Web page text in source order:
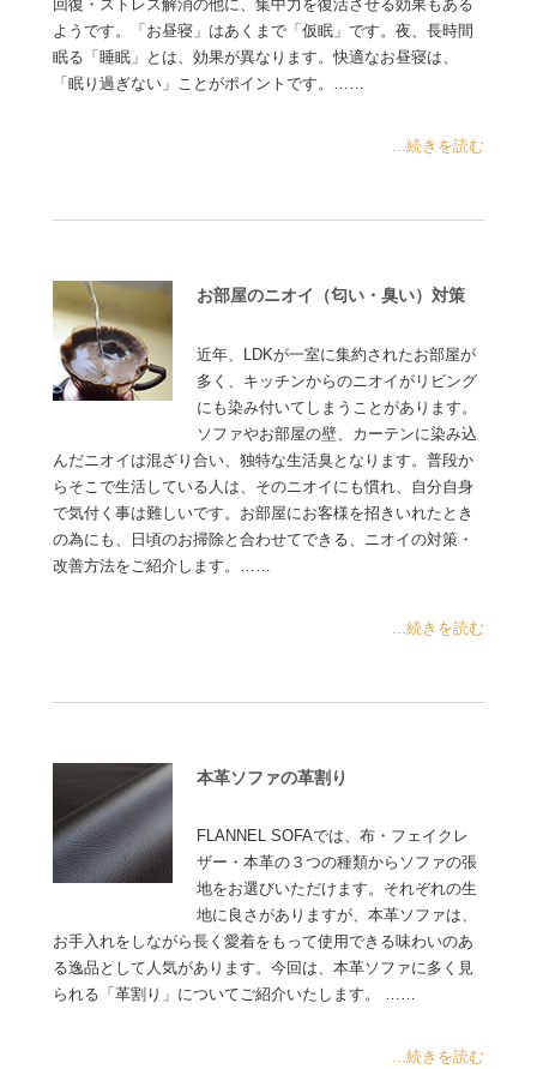
回復・ストレス解消の他に、集中力を復活させる効果もある
ようです。「お昼寝」はあくまで「仮眠」です。夜、長時間
眠る「睡眠」とは、効果が異なります。快適なお昼寝は、
「眠り過ぎない」ことがポイントです。……
...続きを読む
お部屋のニオイ（匂い・臭い）対策
近年、LDKが一室に集約されたお部屋が
多く、キッチンからのニオイがリビング
にも染み付いてしまうことがあります。
ソファやお部屋の壁、カーテンに染み込
んだニオイは混ざり合い、独特な生活臭となります。普段か
らそこで生活している人は、そのニオイにも慣れ、自分自身
で気付く事は難しいです。お部屋にお客様を招きいれたとき
の為にも、日頃のお掃除と合わせてできる、ニオイの対策・
改善方法をご紹介します。……
...続きを読む
本革ソファの革割り
FLANNEL SOFAでは、布・フェイクレ
ザー・本革の３つの種類からソファの張
地をお選びいただけます。それぞれの生
地に良さがありますが、本革ソファは、
お手入れをしながら長く愛着をもって使用できる味わいのあ
る逸品として人気があります。今回は、本革ソファに多く見
られる「革割り」についてご紹介いたします。 ……
...続きを読む